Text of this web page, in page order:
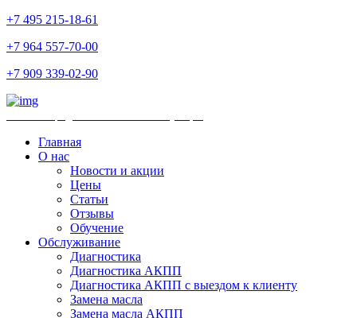
+7 495 215-18-61
+7 964 557-70-00
+7 909 339-02-90
Главная
О нас
Новости и акции
Цены
Статьи
Отзывы
Обучение
Обслуживание
Диагностика
Диагностика АКПП
Диагностика АКПП с выездом к клиенту
Замена масла
Замена масла АКПП